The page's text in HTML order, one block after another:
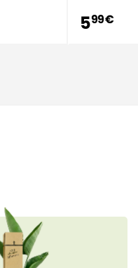
599 €